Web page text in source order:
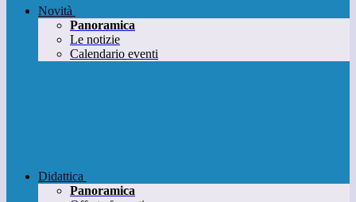
Novità
Panoramica
Le notizie
Calendario eventi
Didattica
Panoramica